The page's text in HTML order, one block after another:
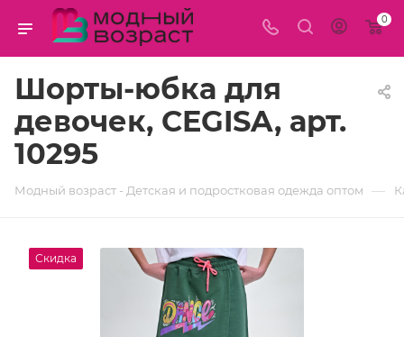
0
Шорты-юбка для
девочек, CEGISA, арт.
10295
Модный возраст - Детская и подростковая одежда оптом —
Скидка